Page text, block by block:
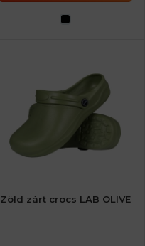
Zöld zárt crocs LAB OLIVE